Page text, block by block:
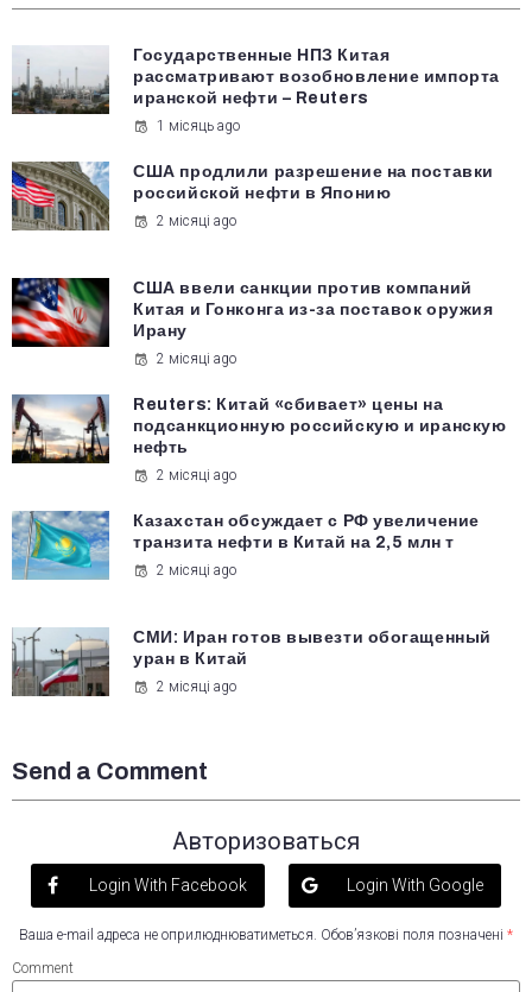
Государственные НПЗ Китая
рассматривают возобновление импорта
иранской нефти – Reuters
1 місяць ago
США продлили разрешение на поставки
российской нефти в Японию
2 місяці ago
США ввели санкции против компаний
Китая и Гонконга из-за поставок оружия
Ирану
2 місяці ago
Reuters: Китай «сбивает» цены на
подсанкционную российскую и иранскую
нефть
2 місяці ago
Казахстан обсуждает с РФ увеличение
транзита нефти в Китай на 2,5 млн т
2 місяці ago
СМИ: Иран готов вывезти обогащенный
уран в Китай
2 місяці ago
Send a Comment
Авторизоваться
Login With Facebook Login With Google
Ваша e-mail адреса не оприлюднюватиметься. Обов’язкові поля позначені *
Comment